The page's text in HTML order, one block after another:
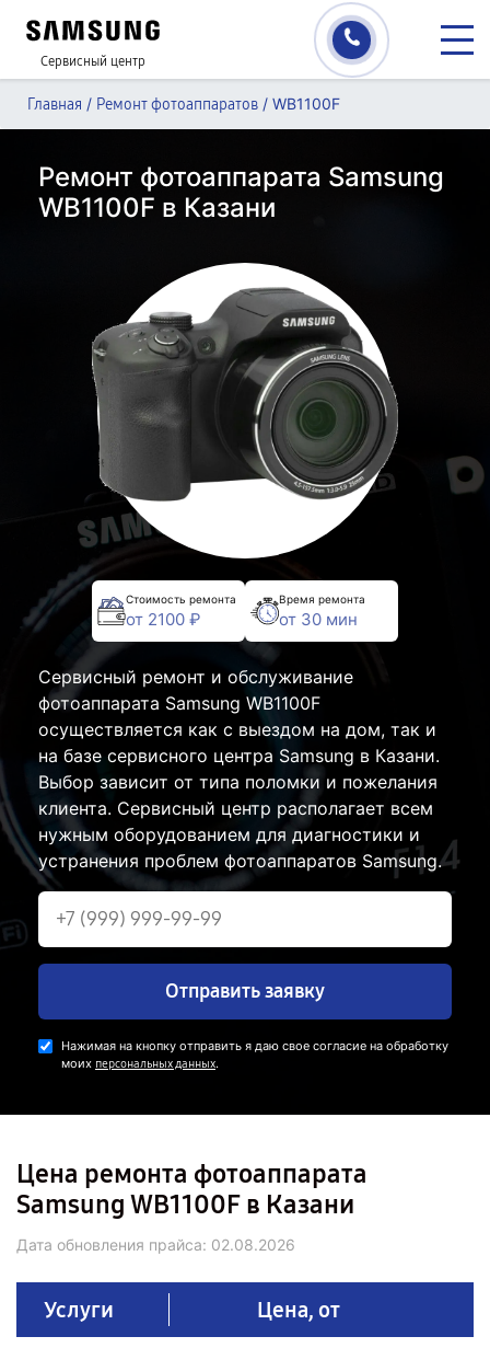
Сервисный центр
Главная / Ремонт фотоаппаратов / WB1100F
Ремонт фотоаппарата Samsung
WB1100F в Казани
Стоимость ремонта
от 2100 ₽
Время ремонта
от 30 мин
Сервисный ремонт и обслуживание
фотоаппарата Samsung WB1100F
осуществляется как с выездом на дом, так и
на базе сервисного центра Samsung в Казани.
Выбор зависит от типа поломки и пожелания
клиента. Сервисный центр располагает всем
нужным оборудованием для диагностики и
устранения проблем фотоаппаратов Samsung.
Отправить заявку
Нажимая на кнопку отправить я даю свое согласие на обработку
моих персональных данных.
Цена ремонта фотоаппарата
Samsung WB1100F в Казани
Дата обновления прайса: 02.08.2026
Услуги Цена, от